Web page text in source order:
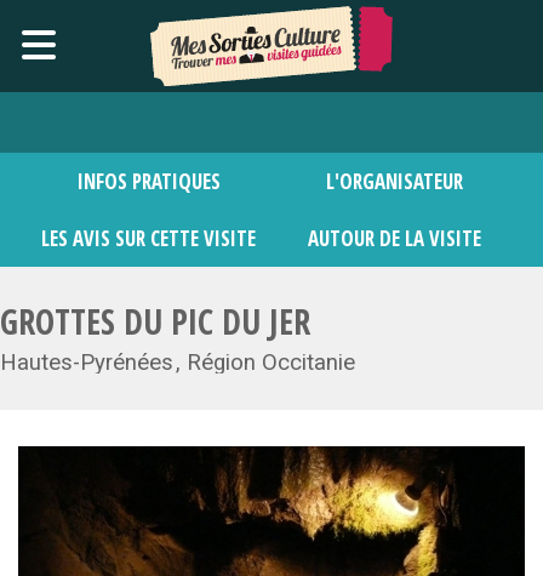
INFOS PRATIQUES L'ORGANISATEUR
LES AVIS SUR CETTE VISITE AUTOUR DE LA VISITE
GROTTES DU PIC DU JER
Hautes-Pyrénées Région Occitanie